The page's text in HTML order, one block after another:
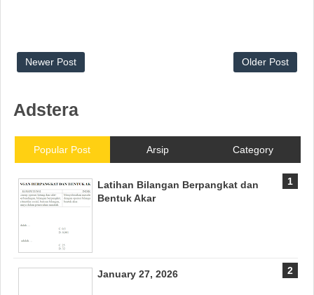
Newer Post Older Post
Adstera
Popular Post Arsip Category
Latihan Bilangan Berpangkat dan
Bentuk Akar
January 27, 2026